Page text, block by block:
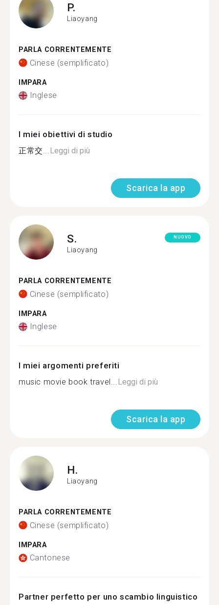
P.
Liaoyang
PARLA CORRENTEMENTE
Cinese (semplificato)
IMPARA
Inglese
I miei obiettivi di studio
正常交...Leggi di più
Scarica la app
S.
Liaoyang
NUOVO
PARLA CORRENTEMENTE
Cinese (semplificato)
IMPARA
Inglese
I miei argomenti preferiti
music movie book travel...Leggi di più
Scarica la app
H.
Liaoyang
PARLA CORRENTEMENTE
Cinese (semplificato)
IMPARA
Cantonese
Partner perfetto per uno scambio linguistico